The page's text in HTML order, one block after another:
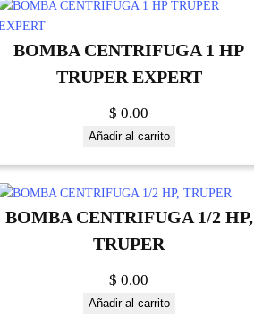
BOMBA CENTRIFUGA 1 HP
TRUPER EXPERT
$ 0.00
Añadir al carrito
BOMBA CENTRIFUGA 1/2 HP,
TRUPER
$ 0.00
Añadir al carrito